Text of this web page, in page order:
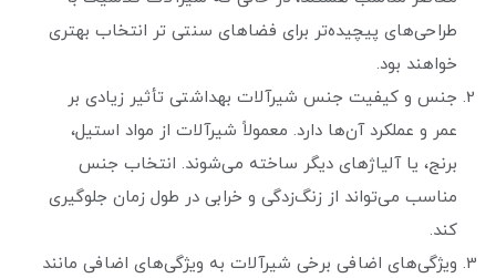
طراحی‌های پیچیده‌تر برای فضاهای سنتی تر انتخاب بهتری
خواهند بود.
جنس و کیفیت جنس شیرآلات بهداشتی تأثیر زیادی بر
عمر و عملکرد آن‌ها دارد. معمولاً شیرآلات از مواد استیل،
برنج، یا آلیاژهای دیگر ساخته می‌شوند. انتخاب جنس
مناسب می‌تواند از زنگ‌زدگی و خرابی در طول زمان جلوگیری
کند.
ویژگی‌های اضافی برخی شیرآلات به ویژگی‌های اضافی مانند